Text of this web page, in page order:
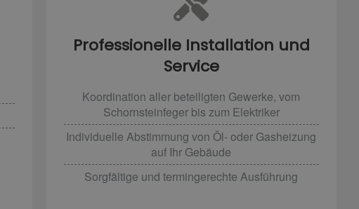
Professionelle Installation und
Service
Koordination aller beteiligten Gewerke, vom
Schornsteinfeger bis zum Elektriker
Individuelle Abstimmung von Öl- oder Gasheizung
auf Ihr Gebäude
Sorgfältige und termingerechte Ausführung